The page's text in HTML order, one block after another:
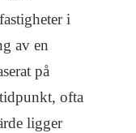
i
av en
på
ofta
ligger